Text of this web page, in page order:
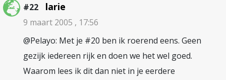
#22 larie
9 maart 2005 , 17:56
@Pelayo: Met je #20 ben ik roerend eens. Geen
gezijk iedereen rijk en doen we het wel goed.
Waarom lees ik dit dan niet in je eerdere